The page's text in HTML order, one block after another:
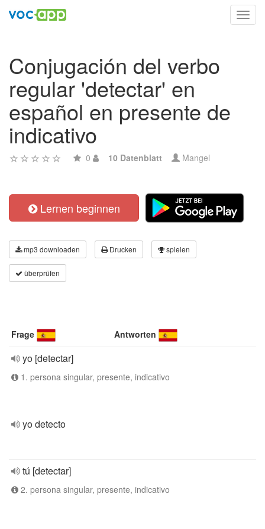
Conjugación del verbo
regular 'detectar' en
español en presente de
indicativo
0 10 Datenblatt Mangel
Lernen beginnen
mp3 downloaden Drucken spielen
überprüfen
Frage Antworten
yo [detectar]
1. persona singular, presente, indicativo
yo detecto
tú [detectar]
2. persona singular, presente, indicativo